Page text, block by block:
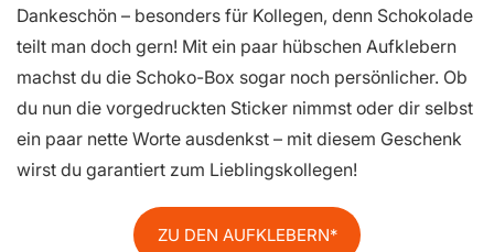
Dankeschön – besonders für Kollegen, denn Schokolade
teilt man doch gern! Mit ein paar hübschen Aufklebern
machst du die Schoko-Box sogar noch persönlicher. Ob
du nun die vorgedruckten Sticker nimmst oder dir selbst
ein paar nette Worte ausdenkst – mit diesem Geschenk
wirst du garantiert zum Lieblingskollegen!
ZU DEN AUFKLEBERN